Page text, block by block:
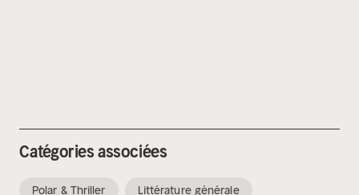
Catégories associées
Polar & Thriller Littérature générale